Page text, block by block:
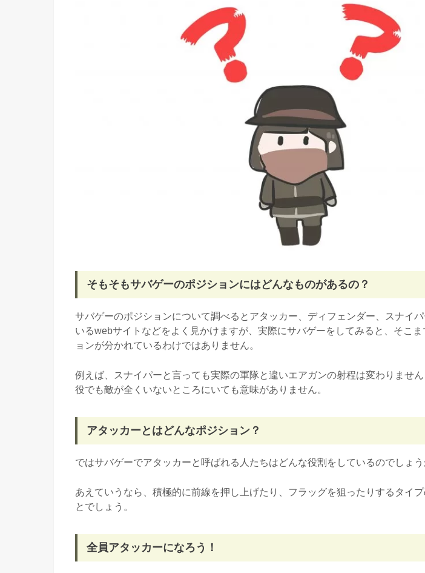
そもそもサバゲーのポジションにはどんなものがあるの？
サバゲーのポジションについて調べるとアタッカー、ディフェンダー、スナイ
いるwebサイトなどをよく見かけますが、実際にサバゲーをしてみると、そこ
ョンが分かれているわけではありません。
例えば、スナイパーと言っても実際の軍隊と違いエアガンの射程は変わりませ
役でも敵が全くいないところにいても意味がありません。
アタッカーとはどんなポジション？
ではサバゲーでアタッカーと呼ばれる人たちはどんな役割をしているのでしょう
あえていうなら、積極的に前線を押し上げたり、フラッグを狙ったりするタイ
とでしょう。
全員アタッカーになろう！